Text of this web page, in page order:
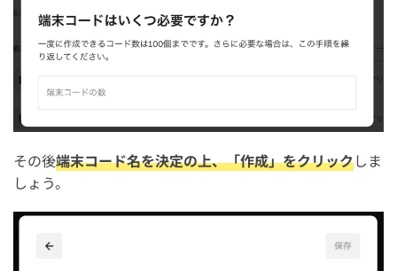
その後端末コード名を決定の上、「作成」をクリックしま
しょう。